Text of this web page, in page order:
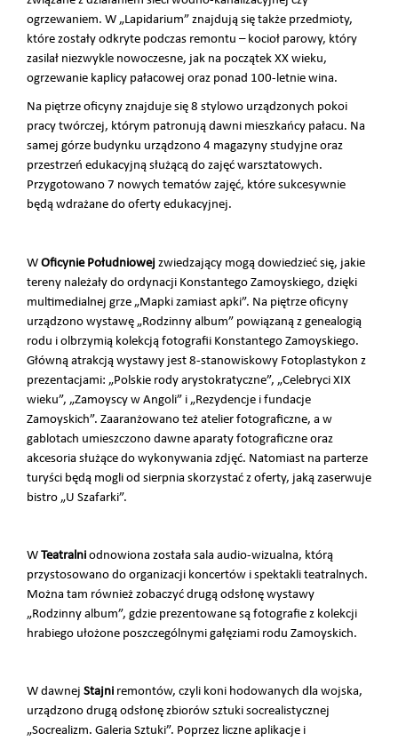
ogrzewaniem. W „Lapidarium” znajdują się także przedmioty,
które zostały odkryte podczas remontu – kocioł parowy, który
zasilał niezwykle nowoczesne, jak na początek XX wieku,
ogrzewanie kaplicy pałacowej oraz ponad 100-letnie wina.
Na piętrze oficyny znajduje się 8 stylowo urządzonych pokoi
pracy twórczej, którym patronują dawni mieszkańcy pałacu. Na
samej górze budynku urządzono 4 magazyny studyjne oraz
przestrzeń edukacyjną służącą do zajęć warsztatowych.
Przygotowano 7 nowych tematów zajęć, które sukcesywnie
będą wdrażane do oferty edukacyjnej.
W Oficynie Południowej zwiedzający mogą dowiedzieć się, jakie
tereny należały do ordynacji Konstantego Zamoyskiego, dzięki
multimedialnej grze „Mapki zamiast apki”. Na piętrze oficyny
urządzono wystawę „Rodzinny album” powiązaną z genealogią
rodu i olbrzymią kolekcją fotografii Konstantego Zamoyskiego.
Główną atrakcją wystawy jest 8-stanowiskowy Fotoplastykon z
prezentacjami: „Polskie rody arystokratyczne”, „Celebryci XIX
wieku”, „Zamoyscy w Angoli” i „Rezydencje i fundacje
Zamoyskich”. Zaaranżowano też atelier fotograficzne, a w
gablotach umieszczono dawne aparaty fotograficzne oraz
akcesoria służące do wykonywania zdjęć. Natomiast na parterze
turyści będą mogli od sierpnia skorzystać z oferty, jaką zaserwuje
bistro „U Szafarki”.
W Teatralni odnowiona została sala audio-wizualna, którą
przystosowano do organizacji koncertów i spektakli teatralnych.
Można tam również zobaczyć drugą odsłonę wystawy
„Rodzinny album”, gdzie prezentowane są fotografie z kolekcji
hrabiego ułożone poszczególnymi gałęziami rodu Zamoyskich.
W dawnej Stajni remontów, czyli koni hodowanych dla wojska,
urządzono drugą odsłonę zbiorów sztuki socrealistycznej
„Socrealizm. Galeria Sztuki”. Poprzez liczne aplikacje i